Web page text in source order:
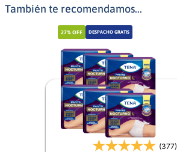
También te recomendamos...
27% OFF DESPACHO GRATIS
(377)